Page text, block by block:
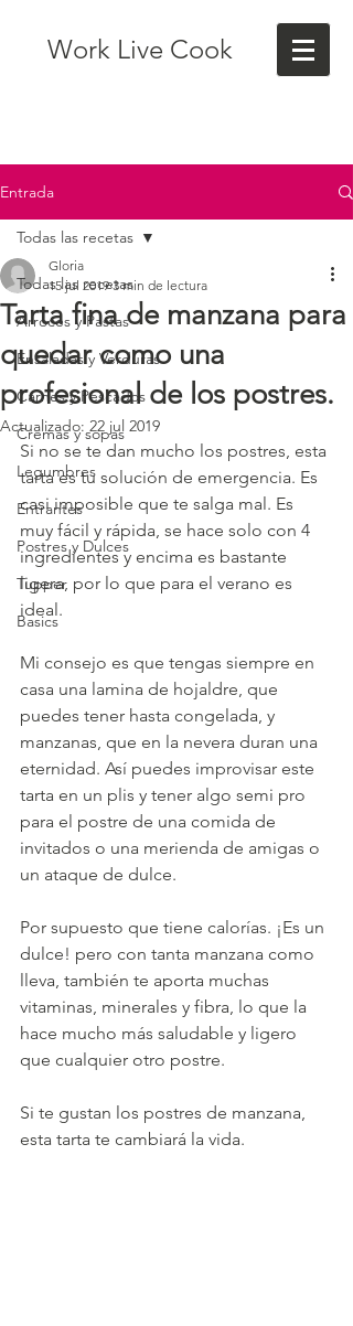
Work Live Cook
Entrada
Todas las recetas
Arroces y Pastas
Ensaladas y Verduras
Carnes y Pescados
Cremas y sopas
Legumbres
Entrantes
Postres y Dulces
Tupper
Basics
Todas las recetas
Tarta fina de manzana para
quedar como una
profesional de los postres.
Gloria
15 jul 2019 3 min de lectura
Actualizado: 22 jul 2019
Si no se te dan mucho los postres, esta
tarta es tu solución de emergencia. Es
casi imposible que te salga mal. Es
muy fácil y rápida, se hace solo con 4
ingredientes y encima es bastante
ligera, por lo que para el verano es
ideal.
Mi consejo es que tengas siempre en
casa una lamina de hojaldre, que
puedes tener hasta congelada, y
manzanas, que en la nevera duran una
eternidad. Así puedes improvisar este
tarta en un plis y tener algo semi pro
para el postre de una comida de
invitados o una merienda de amigas o
un ataque de dulce.
Por supuesto que tiene calorías. ¡Es un
dulce! pero con tanta manzana como
lleva, también te aporta muchas
vitaminas, minerales y fibra, lo que la
hace mucho más saludable y ligero
que cualquier otro postre.
Si te gustan los postres de manzana,
esta tarta te cambiará la vida.